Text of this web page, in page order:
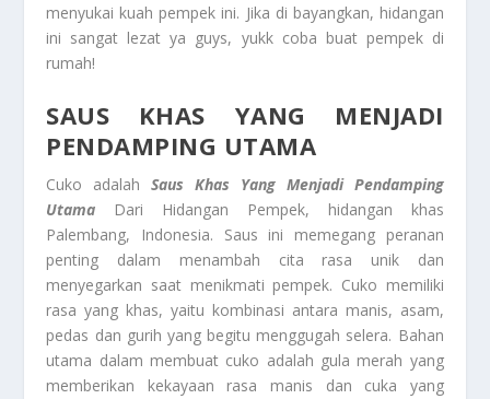
menyukai kuah pempek ini. Jika di bayangkan, hidangan
ini sangat lezat ya guys, yukk coba buat pempek di
rumah!
SAUS KHAS YANG MENJADI
PENDAMPING UTAMA
Cuko adalahSaus Khas Yang Menjadi Pendamping
Utama Dari Hidangan Pempek, hidangan khas
Palembang, Indonesia. Saus ini memegang peranan
penting dalam menambah cita rasa unik dan
menyegarkan saat menikmati pempek. Cuko memiliki
rasa yang khas, yaitu kombinasi antara manis, asam,
pedas dan gurih yang begitu menggugah selera. Bahan
utama dalam membuat cuko adalah gula merah yang
memberikan kekayaan rasa manis dan cuka yang